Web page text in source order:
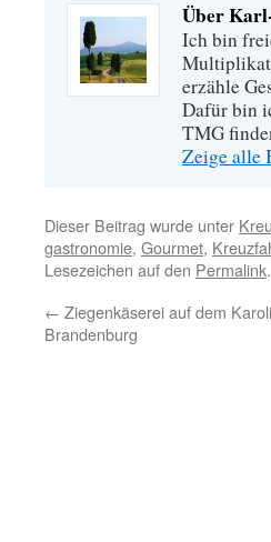
Über
Ich bin
erzähle
Dafür bin
TMG
Zeige alle
Dieser Beitrag wurde unter
gastronomie, Gourmet,
Lesezeichen auf den Permalink.
← Ziegenkäserei auf dem
Brandenburg